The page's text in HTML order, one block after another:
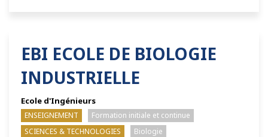
EBI ECOLE DE BIOLOGIE
INDUSTRIELLE
Ecole d'Ingénieurs
ENSEIGNEMENT
Formation initiale et continue
SCIENCES & TECHNOLOGIES
Biologie